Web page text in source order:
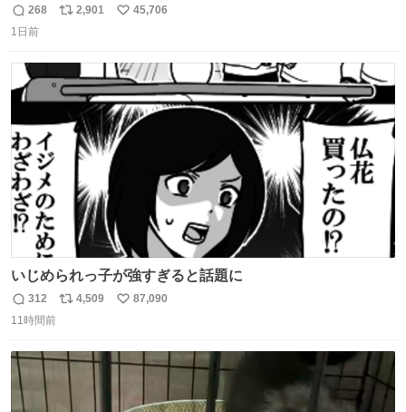
的な演技が毎回シンドい。
返
信
268
リ
ト
数
2,901
い
数
45,706
1日前
いじめられっ子が強すぎると話題に
返
信
312
リ
ト
数
4,509
い
数
87,090
11時間前